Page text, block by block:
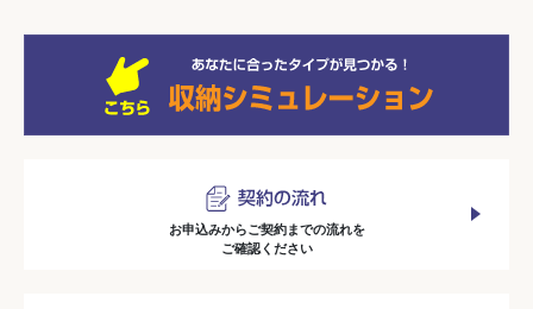
お申込みからご契約までの流れを
ご確認ください